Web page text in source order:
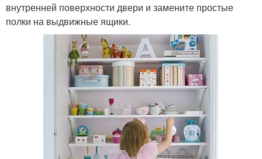
внутренней поверхности двери и замените простые
полки на выдвижные ящики.